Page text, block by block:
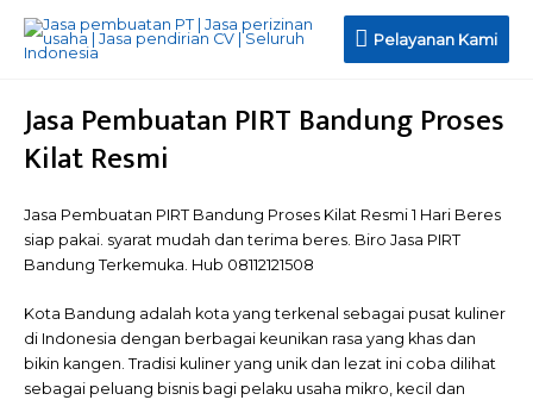
Pelayanan
Pelayanan Kami
Jasa Pembuatan PIRT Bandung Proses
Kilat Resmi
Jasa Pembuatan PIRT Bandung Proses Kilat Resmi 1 Hari Beres
siap pakai. syarat mudah dan terima beres. Biro Jasa PIRT
Bandung Terkemuka. Hub 08112121508
Kota Bandung adalah kota yang terkenal sebagai pusat kuliner
di Indonesia dengan berbagai keunikan rasa yang khas dan
bikin kangen. Tradisi kuliner yang unik dan lezat ini coba dilihat
sebagai peluang bisnis bagi pelaku usaha mikro, kecil dan